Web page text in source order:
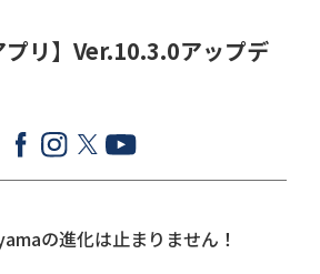
プリ】Ver.10.3.0アップデ
の進化は止まりません！